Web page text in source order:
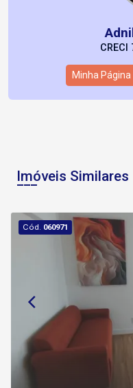
Minha Página
Imóveis Similares
Cód. 060971